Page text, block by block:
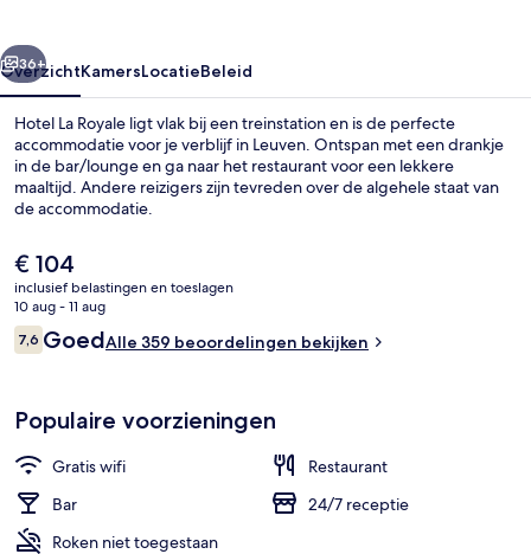
Volgende
36+
OverzichtKamersLocatieBeleid
Hotel La Royale ligt vlak bij een treinstation en is de perfecte
accommodatie voor je verblijf in Leuven. Ontspan met een drankje
in de bar/lounge en ga naar het restaurant voor een lekkere
maaltijd. Andere reizigers zijn tevreden over de algehele staat van
de accommodatie.
De
huidige
prijs
is
€ 104
€ 104
inclusief belastingen en toeslagen
10 aug - 11 aug
Beoordelingen
7,67,6 op 10 –
GoedAlle 359 beoordelingen bekijken
Populaire voorzieningen
Gratis wifi
Restaurant
Bar
24/7 receptie
Roken niet toegestaan